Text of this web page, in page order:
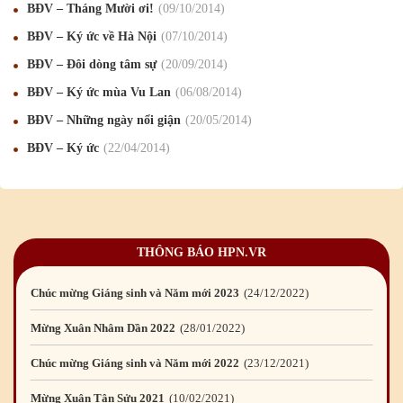
BĐV – Tháng Mười ơi! 09/10/2014
BĐV – Ký ức về Hà Nội 07/10/2014
BĐV – Đôi dòng tâm sự 20/09/2014
BĐV – Ký ức mùa Vu Lan 06/08/2014
BĐV – Những ngày nổi giận 20/05/2014
BĐV – Ký ức 22/04/2014
THÔNG BÁO HPN.VR
Mừng Xuân Kỷ Hợi 2019 03/02/2019
Chúc mừng Giáng sinh và Năm mới 2019
Chúc mừng Giáng sinh và Năm mới 2026 24
Chúc mừng Giáng sinh và Năm mới 2025
Mừng Xuân Giáp Thìn 2024 09/02/2024
Mừng Xuân Quý Mão 2023 14/01/2023
Chúc mừng Giáng sinh và Năm mới 2023 24/12/2022
Mừng Xuân Nhâm Dần 2022 28/01 /2022
Chúc mừng Giáng sinh và Năm mới 2022 23/12/2021
Mừng Xuân Tân Sửu 2021 10/02/2021